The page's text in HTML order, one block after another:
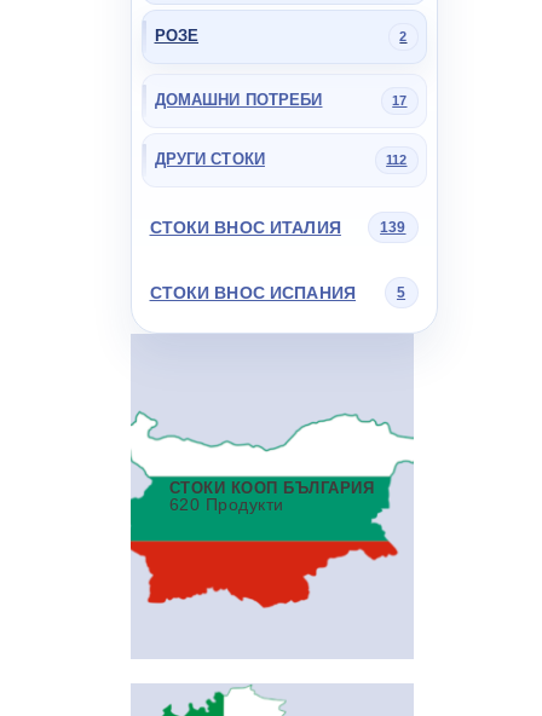
РОЗЕ 2
ДОМАШНИ ПОТРЕБИ 17
ДРУГИ СТОКИ 112
СТОКИ ВНОС ИТАЛИЯ 139
СТОКИ ВНОС ИСПАНИЯ 5
СТОКИ КООП БЪЛГАРИЯ
620 Продукти